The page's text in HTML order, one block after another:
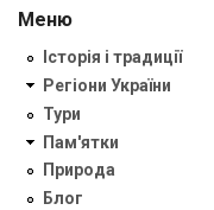
Меню
Історія і традиції
Регіони України
Тури
Пам'ятки
Природа
Блог